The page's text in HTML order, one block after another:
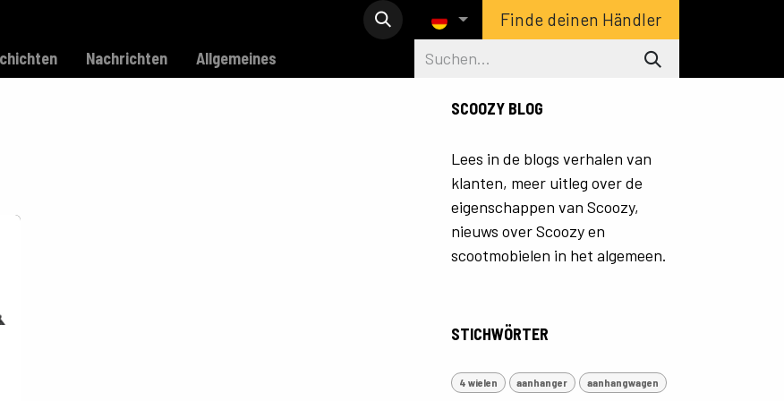
Finde deinen Händler
Nachrichten Allgemeines
SCOOZY BLOG
Lees in de blogs verhalen van
klanten, meer uitleg over de
eigenschappen van Scoozy,
nieuws over Scoozy en
scootmobielen in het algemeen.
STICHWÖRTER
4 wielen aanhanger aanhangwagen